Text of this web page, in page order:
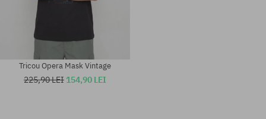
Tricou Opera Mask Vintage
225,90 LEI 154,90 LEI